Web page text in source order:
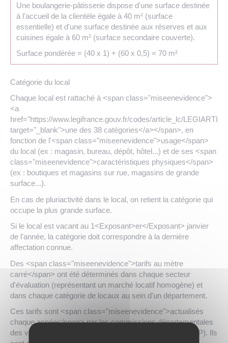
Une boulangerie-pâtisserie dispose d'une surface destinée
à l'accueil de la clientèle égale à 40 m² (surface
essentielle) et d'une surface destinée aux réserves et aux
cuisines égale à 60 m² (surface secondaire couverte).
Surface pondérée = (40 x 1) + (60 x 0,5) = 70 m²
Catégorie du local
Chaque local est rattaché à <span class="miseenevidence">
<a
href="https://www.legifrance.gouv.fr/codes/article_lc/
target="_blank">une des 38 catégories</a></span>, en
fonction de l'<span class="miseenevidence">usage</span>
du local (ex : magasin, bureau, dépôt, hôtel...) et de ses <span
class="miseenevidence">caractéristiques physiques</span>
(ex : boutiques et magasins sur rue, magasins de grande
surface...).
En cas de pluriactivité dans le local, on retient la catégorie qui
occupe la plus grande surface.
Si le local est vacant au 1<Exposant>er</Exposant> janvier
de l'année, la catégorie doit correspondre à la dernière
affectation connue.
Des <span class="miseenevidence">tarifs au mètre
carré</span> ont été déterminés dans chaque secteur
d'évaluation (représentant un marché locatif homogène) et
dans chaque catégorie de locaux au sein d'un département.
Ces tarifs sont <span class="miseenevidence">actualisés
chaque année</span> par les commissions départementales
des valeurs locatives des locaux professionnels (CDVLLP). Ils